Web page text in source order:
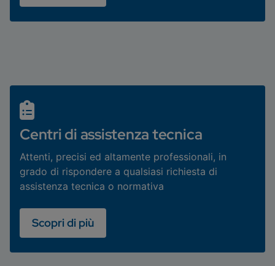
Centri di assistenza tecnica
Attenti, precisi ed altamente professionali, in
grado di rispondere a qualsiasi richiesta di
assistenza tecnica o normativa
Scopri di più